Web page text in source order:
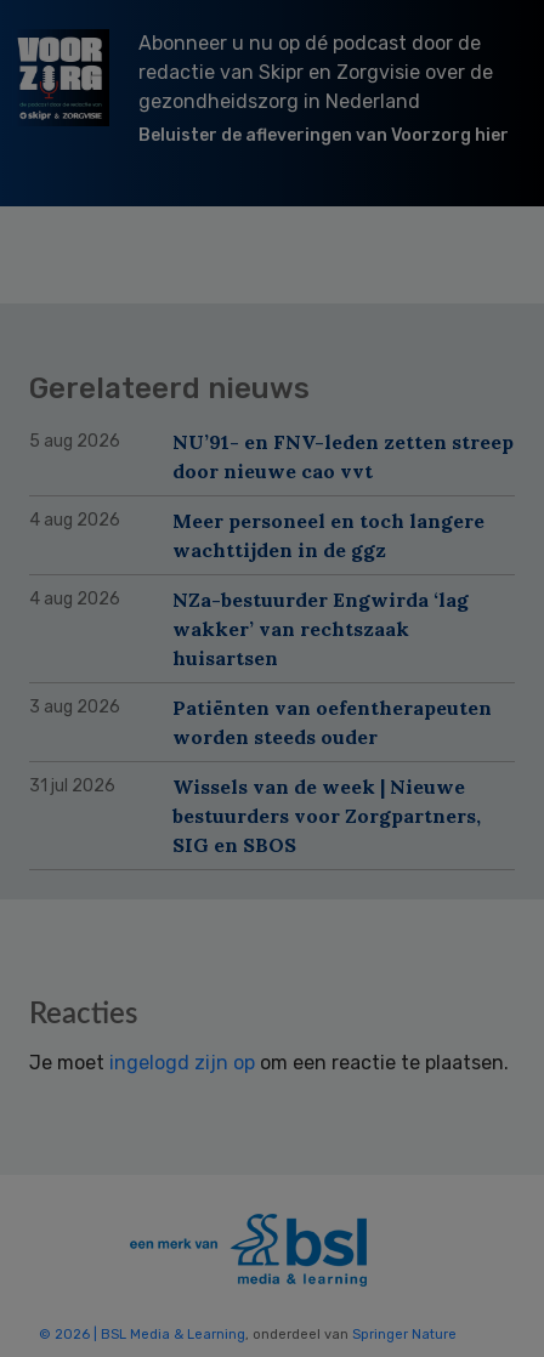
Abonneer u nu op dé podcast door de
redactie van Skipr en Zorgvisie over de
gezondheidszorg in Nederland
Beluister de afleveringen van Voorzorg hier
Gerelateerd nieuws
5 aug 2026
NU’91- en FNV-leden zetten streep
door nieuwe cao vvt
4 aug 2026
Meer personeel en toch langere
wachttijden in de ggz
4 aug 2026
NZa-bestuurder Engwirda ‘lag
wakker’ van rechtszaak
huisartsen
3 aug 2026
Patiënten van oefentherapeuten
worden steeds ouder
31 jul 2026
Wissels van de week | Nieuwe
bestuurders voor Zorgpartners,
SIG en SBOS
Reader
Reacties
Je moet ingelogd zijn op om een reactie te plaatsen.
© 2026 | BSL Media & Learning, onderdeel van Springer Nature